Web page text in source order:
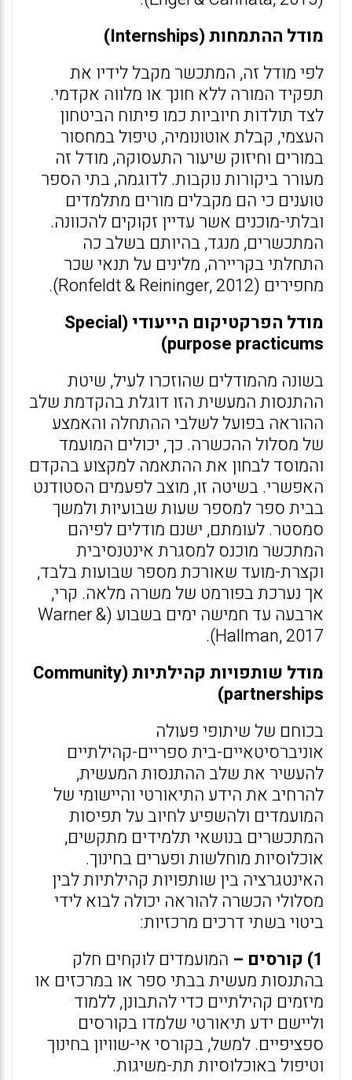
מודל ההתמחות (Internships
)
לפי מודל זה, המתכשר מקבל לידיו את
תפקיד המורה ללא חונך או מלווה אקדמי.
לצד תולדות חיוביות כמו פיתוח הביטחון
העצמי, קבלת אוטונומיה, טיפול במחסור
במורים וחיזוק שיעור התעסוקה, מודל זה
מעורר ביקורות נוקבות. לדוגמה, בתי הספר
טוענים כי הם מקבלים מורים מתלמדים
ובלתי-מוכנים אשר עדיין זקוקים להכוונה.
המתכשרים, מנגד, בהיותם בשלב כה
התחלתי בקריירה, מלינים על תנאי שכר
מחפירים (Ronfeldt & Reininger, 2012).
מודל הפרקטיקום הייעודי (Special
purpose practicums
)
בשונה מהמודלים שהוזכרו לעיל, שיטת
ההתנסות המעשית הזו דוגלת בהקדמת שלב
ההוראה בפועל לשלבי ההתחלה והאמצע
של מסלול ההכשרה. כך, יכולים המועמד
והמוסד לבחון את ההתאמה למקצוע בהקדם
האפשרי. בשיטה זו, מוצב לפעמים הסטודנט
בבית ספר למספר שעות שבועיות ולמשך
סמסטר. לעומתם, ישנם מודלים לפיהם
המתכשר מוכנס למסגרת אינטנסיבית
וקצרת-מועד שאורכת מספר שבועות בלבד,
אך נערכת בפורמט של משרה מלאה. קרי,
ארבעה עד חמישה ימים בשבוע (Warner &
Hallman, 2017).
מודל שותפויות קהילתיות (Community
partnerships
)
בכוחם של שיתופי פעולה
אוניברסיטאיים-בית ספריים-קהילתיים
להעשיר את שלב ההתנסות המעשית,
להרחיב את הידע התיאורטי והיישומי של
המועמדים ולהשפיע לחיוב על תפיסות
המתכשרים בנושאי תלמידים מתקשים,
אוכלוסיות מוחלשות ופערים בחינוך.
האינטגרציה בין שותפויות קהילתיות לבין
מסלולי הכשרה להוראה יכולה לבוא לידי
ביטוי בשתי דרכים מרכזיות:
1) קורסים –
המועמדים לוקחים חלק
בהתנסות מעשית בבתי ספר או במרכזים או
מיזמים קהילתיים כדי להתבונן, ללמוד
וליישם ידע תיאורטי שלמדו בקורסים
ספציפיים. למשל, בקורסי אי-שוויון בחינוך
וטיפול באוכלוסיות תת-משיגות.